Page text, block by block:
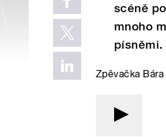
scéně
mnoho
písněmi.
Zpěvačka